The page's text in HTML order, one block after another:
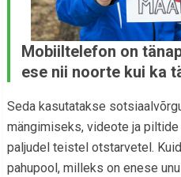
Mobiiltelefon on
ese nii noorte kui ka
Seda kasutatakse
mängimiseks, videote ja piltide
paljudel teistel otstarvetel.
pahupool, milleks on enese